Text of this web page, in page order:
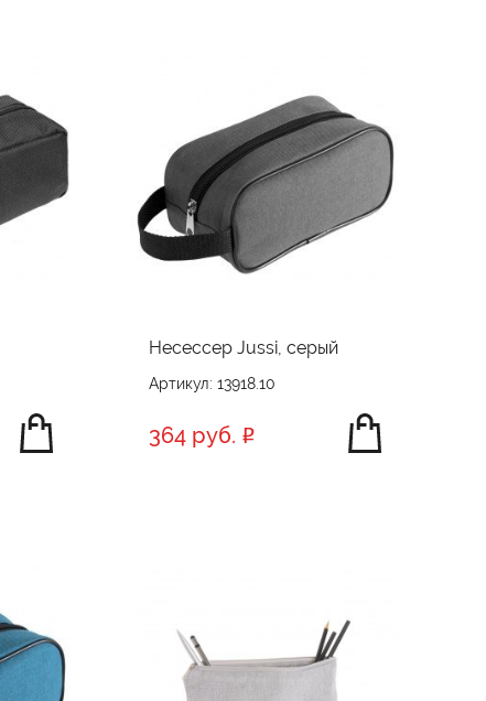
Несессер Jussi, серый
Артикул: 13918.10
364 руб.